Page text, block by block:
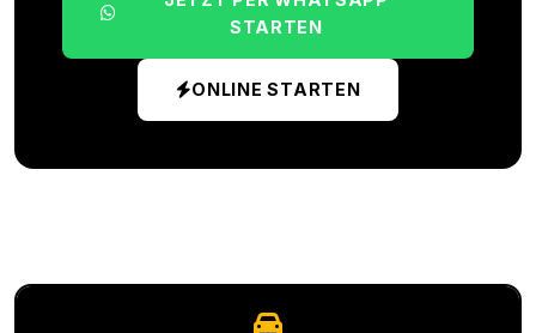
STARTEN
ONLINE STARTEN